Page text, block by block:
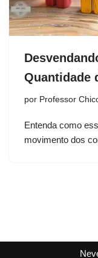
Quantidade
por Professor
Entenda como
movimento dos